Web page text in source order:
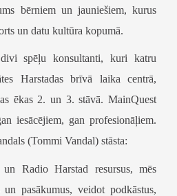
bērniem un jauniešiem, kurus
un datu kultūra kopumā.
spēļu konsultanti, kuri katru
Harstadas brīvā laika centrā,
ēkas 2. un 3. stāvā. MainQuest
iesācējiem, gan profesionāļiem.
(Tommi Vandal) stāsta:
Radio Harstad resursus, mēs
pasākumus, veidot podkāstus,